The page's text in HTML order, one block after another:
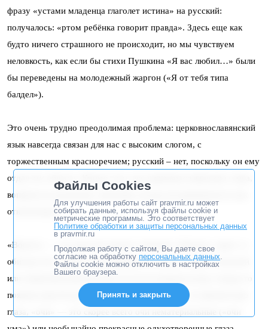
фразу «устами младенца глаголет истина» на русский:
получалось: «ртом ребёнка говорит правда». Здесь еще как
будто ничего страшного не происходит, но мы чувствуем
неловкость, как если бы стихи Пушкина «Я вас любил…» были
бы переведены на молодежный жаргон («Я от тебя типа
балдел»).
Это очень трудно преодолимая проблема: церковнославянский
язык навсегда связан для нас с высоким слогом, с
торжественным красноречием; русский – нет, поскольку он ему
отдал эту область. Кроме того, все церковнославянские слова,
вопреки их реальному значению, всегда воспринимаются как
отвлеченные.
«Ворота» — это простые ворота, предмет обихода: «врат» в
обиходе нет, «врата» располагаются в иной, умопостигаемой
или символической реальности (хотя вопреки всему откуда-то
появился футбольный «вратарь»). «Глаза» — это физические
глаза, «очи» — это скорее всего очи нематериальные («очи
Файлы Cookies
Для улучшения работы сайт pravmir.ru может
собирать данные, используя файлы cookie и
метрические программы. Это соответствует
Политике обработки и защиты персональных данных
в pravmir.ru
Продолжая работу с сайтом, Вы даете свое
согласие на обработку персональных данных.
Файлы cookie можно отключить в настройках
Вашего браузера.
Принять и закрыть